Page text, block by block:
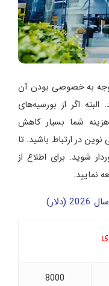
به خصوصی بودن آن
اگر از بورسیه‌های
شما بسیار کاهش
در ارتباط باشید. تا
شوید. برای اطلاع از
نمایید.
8000